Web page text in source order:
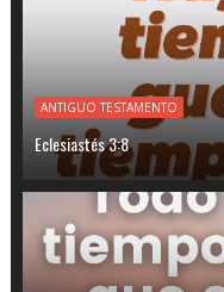
ANTIGUO TESTAMENTO
Eclesiastés 3:8